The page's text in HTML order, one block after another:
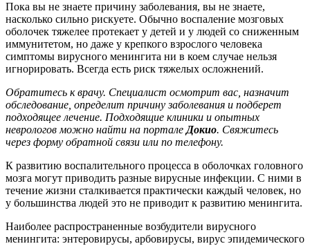
Пока вы не знаете причину заболевания, вы не знаете,
насколько сильно рискуете. Обычно воспаление мозговых
оболочек тяжелее протекает у детей и у людей со сниженным
иммунитетом, но даже у крепкого взрослого человека
симптомы вирусного менингита ни в коем случае нельзя
игнорировать. Всегда есть риск тяжелых осложнений.
Обратитесь к врачу. Специалист осмотрит вас, назначит
обследование, определит причину заболевания и подберет
подходящее лечение. Подходящие клиники и опытных
неврологов можно найти на портале Докио. Свяжитесь
через форму обратной связи или по телефону.
К развитию воспалительного процесса в оболочках головного
мозга могут приводить разные вирусные инфекции. С ними в
течение жизни сталкивается практически каждый человек, но
у большинства людей это не приводит к развитию менингита.
Наиболее распространенные возбудители вирусного
менингита: энтеровирусы, арбовирусы, вирус эпидемического